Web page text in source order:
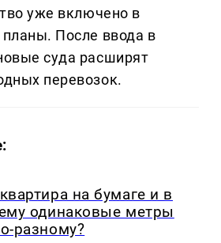
уже включено в
После ввода в
суда расширят
перевозок.
на бумаге и в
одинаковые метры
разному?